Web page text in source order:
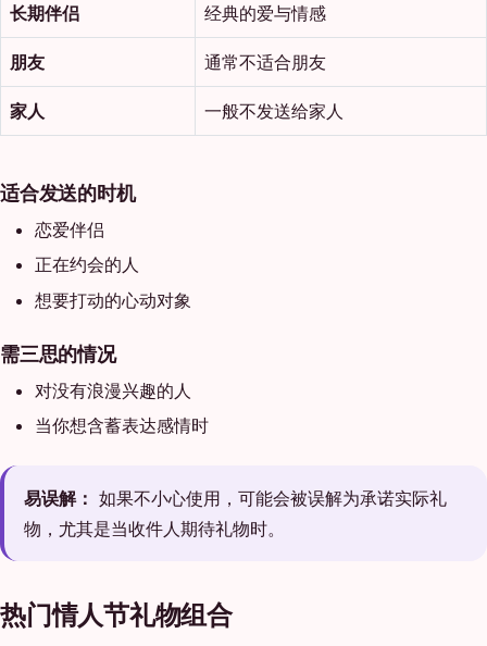
长期伴侣 经典的爱与情感
朋友 通常不适合朋友
家人 一般不发送给家人
适合发送的时机
恋爱伴侣
正在约会的人
想要打动的心动对象
需三思的情况
对没有浪漫兴趣的人
当你想含蓄表达感情时
易误解： 如果不小心使用，可能会被误解为承诺实际礼
物，尤其是当收件人期待礼物时。
热门情人节礼物组合